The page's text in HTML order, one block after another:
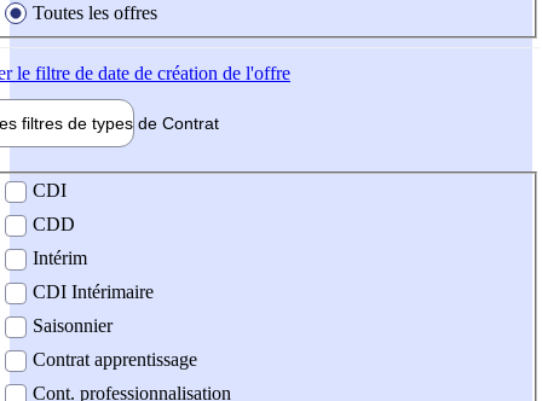
Toutes les offres
le filtre de date de création de l'offre
filtres de types de Contrat
contrat
CDI
CDD
Intérim
CDI Intérimaire
Saisonnier
Contrat apprentissage
Cont. professionnalisation